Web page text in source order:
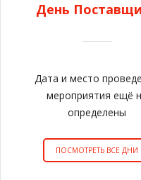
День
Дата и место
мероприятия ещё
определены
ПОСМОТРЕТЬ ВСЕ ДНИ